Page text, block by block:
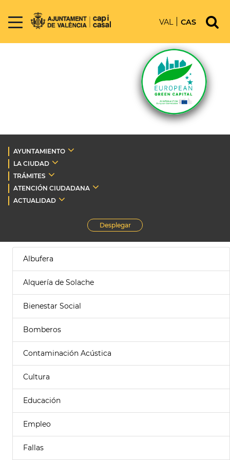
VAL CAS
AYUNTAMIENTO
LA CIUDAD
TRÁMITES
ATENCIÓN CIUDADANA
ACTUALIDAD
Desplegar
Albufera
Alquería de Solache
Bienestar Social
Bomberos
Contaminación Acústica
Cultura
Educación
Empleo
Fallas